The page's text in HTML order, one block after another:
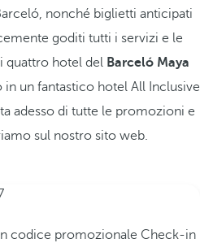
nonché biglietti anticipati
goditi tutti i servizi e le
quattro hotel del Barceló Maya
un fantastico hotel All Inclusive
adesso di tutte le promozioni e
sul nostro sito web.
codice promozionale Check-in